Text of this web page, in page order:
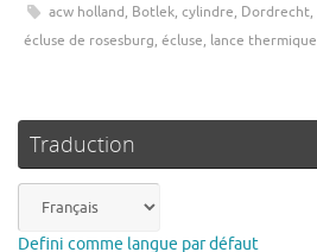
acw holland, Botlek, cylindre, Dordrecht,
écluse de rosesburg, écluse, lance thermique
Traduction
Defini comme langue par défaut